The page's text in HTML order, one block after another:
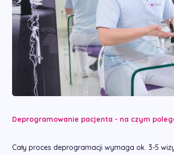
Deprogramowanie pacjenta - na czym
Cały proces deprogramacji wymaga ok. 3-5